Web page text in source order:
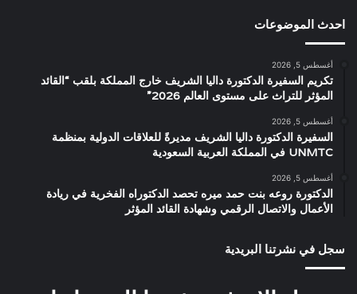
احدث الموضوعات
أغسطس 5, 2026
تكريم السفيرة الدكتورة داليا الشريف خارج المملكة بلقب “القائد
المؤثر للتراث على مستوى العالم 2026”
أغسطس 5, 2026
السفيرة الدكتورة داليا الشريف مديرةً للعلاقات الدولية بمنظمة
UNMTC في المملكة العربية السعودية
أغسطس 5, 2026
الدكتورة روعه بنت حمد ميره تحصد الدكتوراه الفخرية في ريادة
الأعمال والاتصال الرقمي وشهادة القائد المؤثر
سجل في نشرتنا البريدية